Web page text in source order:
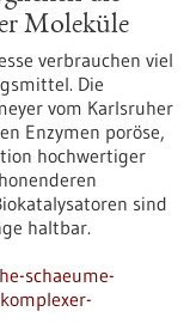
Moleküle
verbrauchen viel
Die
vom Karlsruher
Enzymen poröse,
hochwertiger
sind
haltbar.
schaeume-